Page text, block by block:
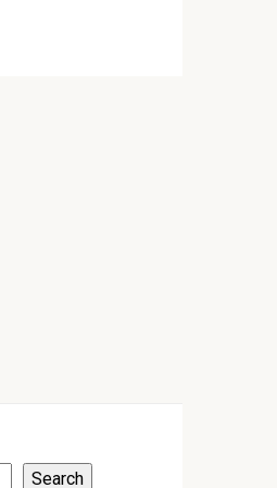
Search